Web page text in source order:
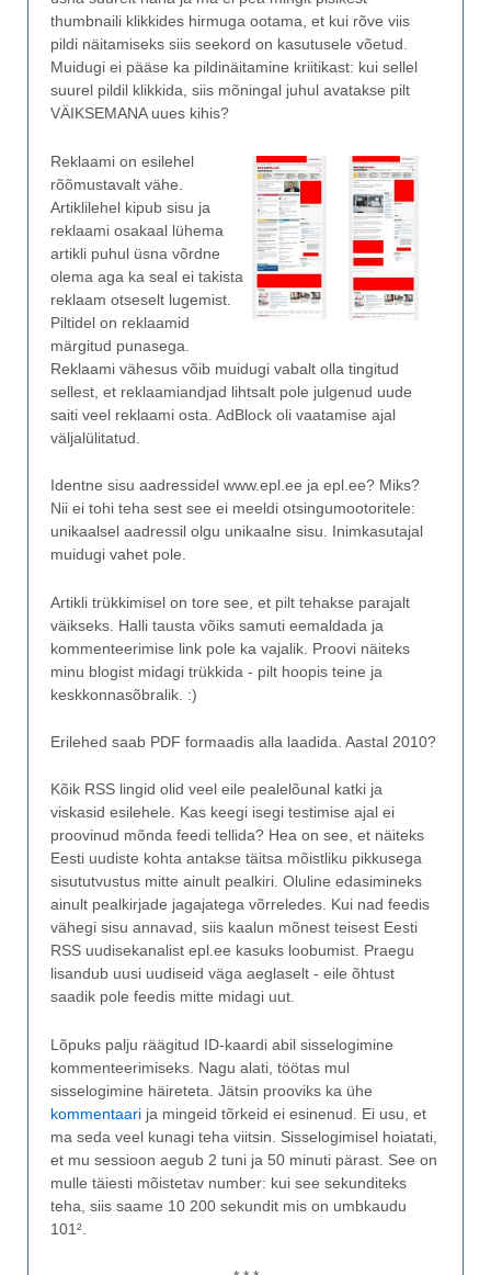
thumbnaili klikkides hirmuga ootama, et kui rõve viis
pildi näitamiseks siis seekord on kasutusele võetud.
Muidugi ei pääse ka pildinäitamine kriitikast: kui sellel
suurel pildil klikkida, siis mõningal juhul avatakse pilt
VÄIKSEMANA uues kihis?
Reklaami on esilehel
rõõmustavalt vähe.
Artiklilehel kipub sisu ja
reklaami osakaal lühema
artikli puhul üsna võrdne
olema aga ka seal ei takista
reklaam otseselt lugemist.
Piltidel on reklaamid
märgitud punasega.
Reklaami vähesus võib muidugi vabalt olla tingitud
sellest, et reklaamiandjad lihtsalt pole julgenud uude
saiti veel reklaami osta. AdBlock oli vaatamise ajal
väljalülitatud.
Identne sisu aadressidel www.epl.ee ja epl.ee? Miks?
Nii ei tohi teha sest see ei meeldi otsingumootoritele:
unikaalsel aadressil olgu unikaalne sisu. Inimkasutajal
muidugi vahet pole.
Artikli trükkimisel on tore see, et pilt tehakse parajalt
väikseks. Halli tausta võiks samuti eemaldada ja
kommenteerimise link pole ka vajalik. Proovi näiteks
minu blogist midagi trükkida - pilt hoopis teine ja
keskkonnasõbralik. :)
Erilehed saab PDF formaadis alla laadida. Aastal 2010?
Kõik RSS lingid olid veel eile pealelõunal katki ja
viskasid esilehele. Kas keegi isegi testimise ajal ei
proovinud mõnda feedi tellida? Hea on see, et näiteks
Eesti uudiste kohta antakse täitsa mõistliku pikkusega
sisututvustus mitte ainult pealkiri. Oluline edasimineks
ainult pealkirjade jagajatega võrreledes. Kui nad feedis
vähegi sisu annavad, siis kaalun mõnest teisest Eesti
RSS uudisekanalist epl.ee kasuks loobumist. Praegu
lisandub uusi uudiseid väga aeglaselt - eile õhtust
saadik pole feedis mitte midagi uut.
Lõpuks palju räägitud ID-kaardi abil sisselogimine
kommenteerimiseks. Nagu alati, töötas mul
sisselogimine häireteta. Jätsin prooviks ka ühe
kommentaari ja mingeid tõrkeid ei esinenud. Ei usu, et
ma seda veel kunagi teha viitsin. Sisselogimisel hoiatati,
et mu sessioon aegub 2 tuni ja 50 minuti pärast. See on
mulle täiesti mõistetav number: kui see sekunditeks
teha, siis saame 10 200 sekundit mis on umbkaudu
101².